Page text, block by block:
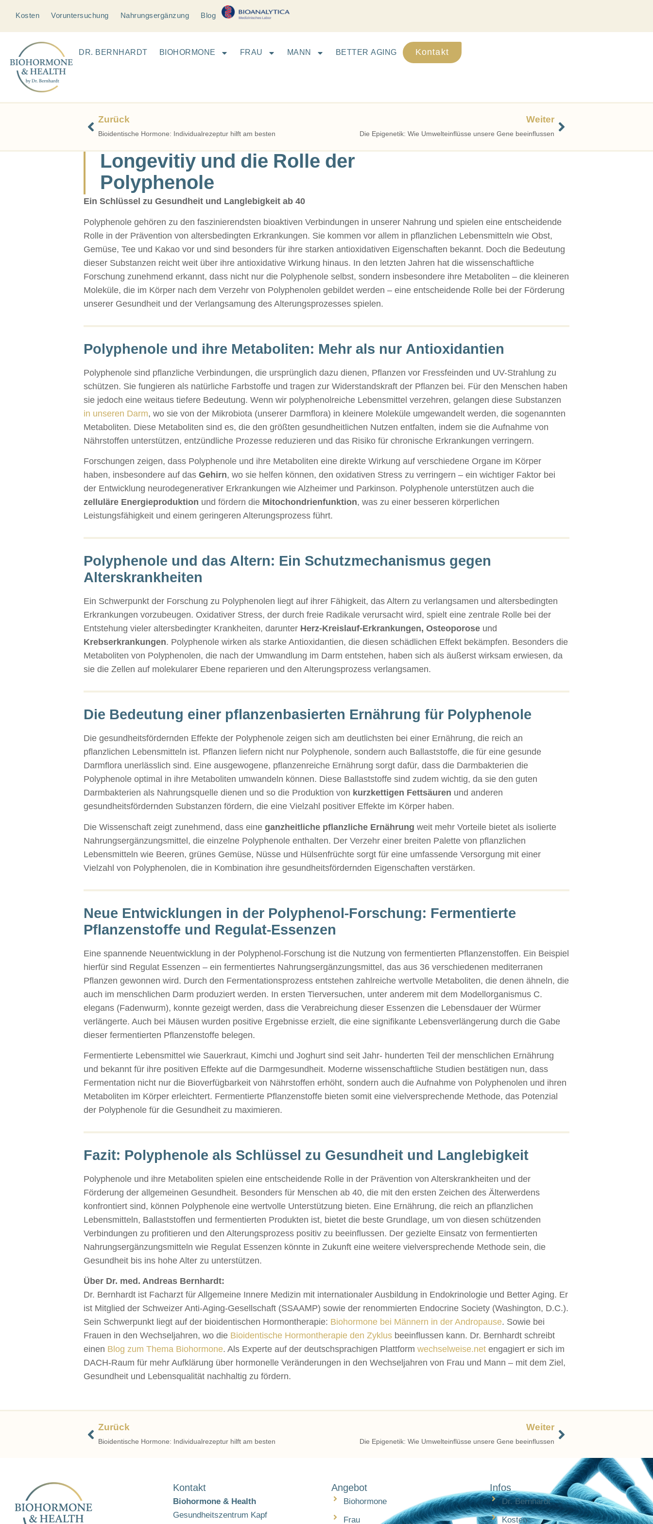
Kosten Voruntersuchung Nahrungsergänzung Blog
DR. BERNHARDT BIOHORMONE FRAU MANN BETTER AGING Kontakt
Zurück
Bioidentische Hormone: Individualrezeptur hilft am besten
Weiter
Die Epigenetik: Wie Umwelteinflüsse unsere Gene beeinflussen
Longevitiy und die Rolle der
Polyphenole
Ein Schlüssel zu Gesundheit und Langlebigkeit ab 40
Polyphenole gehören zu den faszinierendsten bioaktiven Verbindungen in unserer Nahrung und spielen eine entscheidende
Rolle in der Prävention von altersbedingten Erkrankungen. Sie kommen vor allem in pflanzlichen Lebensmitteln wie Obst,
Gemüse, Tee und Kakao vor und sind besonders für ihre starken antioxidativen Eigenschaften bekannt. Doch die Bedeutung
dieser Substanzen reicht weit über ihre antioxidative Wirkung hinaus. In den letzten Jahren hat die wissenschaftliche
Forschung zunehmend erkannt, dass nicht nur die Polyphenole selbst, sondern insbesondere ihre Metaboliten – die kleineren
Moleküle, die im Körper nach dem Verzehr von Polyphenolen gebildet werden – eine entscheidende Rolle bei der Förderung
unserer Gesundheit und der Verlangsamung des Alterungsprozesses spielen.
Polyphenole und ihre Metaboliten: Mehr als nur Antioxidantien
Polyphenole sind pflanzliche Verbindungen, die ursprünglich dazu dienen, Pflanzen vor Fressfeinden und UV-Strahlung zu
schützen. Sie fungieren als natürliche Farbstoffe und tragen zur Widerstandskraft der Pflanzen bei. Für den Menschen haben
sie jedoch eine weitaus tiefere Bedeutung. Wenn wir polyphenolreiche Lebensmittel verzehren, gelangen diese Substanzen
in unseren Darm, wo sie von der Mikrobiota (unserer Darmflora) in kleinere Moleküle umgewandelt werden, die sogenannten
Metaboliten. Diese Metaboliten sind es, die den größten gesundheitlichen Nutzen entfalten, indem sie die Aufnahme von
Nährstoffen unterstützen, entzündliche Prozesse reduzieren und das Risiko für chronische Erkrankungen verringern.
Forschungen zeigen, dass Polyphenole und ihre Metaboliten eine direkte Wirkung auf verschiedene Organe im Körper
haben, insbesondere auf das Gehirn, wo sie helfen können, den oxidativen Stress zu verringern – ein wichtiger Faktor bei
der Entwicklung neurodegenerativer Erkrankungen wie Alzheimer und Parkinson. Polyphenole unterstützen auch die
zelluläre Energieproduktion und fördern die Mitochondrienfunktion, was zu einer besseren körperlichen
Leistungsfähigkeit und einem geringeren Alterungsprozess führt.
Polyphenole und das Altern: Ein Schutzmechanismus gegen
Alterskrankheiten
Ein Schwerpunkt der Forschung zu Polyphenolen liegt auf ihrer Fähigkeit, das Altern zu verlangsamen und altersbedingten
Erkrankungen vorzubeugen. Oxidativer Stress, der durch freie Radikale verursacht wird, spielt eine zentrale Rolle bei der
Entstehung vieler altersbedingter Krankheiten, darunter Herz-Kreislauf-Erkrankungen, Osteoporose und
Krebserkrankungen. Polyphenole wirken als starke Antioxidantien, die diesen schädlichen Effekt bekämpfen. Besonders die
Metaboliten von Polyphenolen, die nach der Umwandlung im Darm entstehen, haben sich als äußerst wirksam erwiesen, da
sie die Zellen auf molekularer Ebene reparieren und den Alterungsprozess verlangsamen.
Die Bedeutung einer pflanzenbasierten Ernährung für Polyphenole
Die gesundheitsfördernden Effekte der Polyphenole zeigen sich am deutlichsten bei einer Ernährung, die reich an
pflanzlichen Lebensmitteln ist. Pflanzen liefern nicht nur Polyphenole, sondern auch Ballaststoffe, die für eine gesunde
Darmflora unerlässlich sind. Eine ausgewogene, pflanzenreiche Ernährung sorgt dafür, dass die Darmbakterien die
Polyphenole optimal in ihre Metaboliten umwandeln können. Diese Ballaststoffe sind zudem wichtig, da sie den guten
Darmbakterien als Nahrungsquelle dienen und so die Produktion von kurzkettigen Fettsäuren und anderen
gesundheitsfördernden Substanzen fördern, die eine Vielzahl positiver Effekte im Körper haben.
Die Wissenschaft zeigt zunehmend, dass eine ganzheitliche pflanzliche Ernährung weit mehr Vorteile bietet als isolierte
Nahrungsergänzungsmittel, die einzelne Polyphenole enthalten. Der Verzehr einer breiten Palette von pflanzlichen
Lebensmitteln wie Beeren, grünes Gemüse, Nüsse und Hülsenfrüchte sorgt für eine umfassende Versorgung mit einer
Vielzahl von Polyphenolen, die in Kombination ihre gesundheitsfördernden Eigenschaften verstärken.
Neue Entwicklungen in der Polyphenol-Forschung: Fermentierte
Pflanzenstoffe und Regulat-Essenzen
Eine spannende Neuentwicklung in der Polyphenol-Forschung ist die Nutzung von fermentierten Pflanzenstoffen. Ein Beispiel
hierfür sind Regulat Essenzen – ein fermentiertes Nahrungsergänzungsmittel, das aus 36 verschiedenen mediterranen
Pflanzen gewonnen wird. Durch den Fermentationsprozess entstehen zahlreiche wertvolle Metaboliten, die denen ähneln, die
auch im menschlichen Darm produziert werden. In ersten Tierversuchen, unter anderem mit dem Modellorganismus C.
elegans (Fadenwurm), konnte gezeigt werden, dass die Verabreichung dieser Essenzen die Lebensdauer der Würmer
verlängerte. Auch bei Mäusen wurden positive Ergebnisse erzielt, die eine signifikante Lebensverlängerung durch die Gabe
dieser fermentierten Pflanzenstoffe belegen.
Fermentierte Lebensmittel wie Sauerkraut, Kimchi und Joghurt sind seit Jahr- hunderten Teil der menschlichen Ernährung
und bekannt für ihre positiven Effekte auf die Darmgesundheit. Moderne wissenschaftliche Studien bestätigen nun, dass
Fermentation nicht nur die Bioverfügbarkeit von Nährstoffen erhöht, sondern auch die Aufnahme von Polyphenolen und ihren
Metaboliten im Körper erleichtert. Fermentierte Pflanzenstoffe bieten somit eine vielversprechende Methode, das Potenzial
der Polyphenole für die Gesundheit zu maximieren.
Fazit: Polyphenole als Schlüssel zu Gesundheit und Langlebigkeit
Polyphenole und ihre Metaboliten spielen eine entscheidende Rolle in der Prävention von Alterskrankheiten und der
Förderung der allgemeinen Gesundheit. Besonders für Menschen ab 40, die mit den ersten Zeichen des Älterwerdens
konfrontiert sind, können Polyphenole eine wertvolle Unterstützung bieten. Eine Ernährung, die reich an pflanzlichen
Lebensmitteln, Ballaststoffen und fermentierten Produkten ist, bietet die beste Grundlage, um von diesen schützenden
Verbindungen zu profitieren und den Alterungsprozess positiv zu beeinflussen. Der gezielte Einsatz von fermentierten
Nahrungsergänzungsmitteln wie Regulat Essenzen könnte in Zukunft eine weitere vielversprechende Methode sein, die
Gesundheit bis ins hohe Alter zu unterstützen.
Über Dr. med. Andreas Bernhardt:
Dr. Bernhardt ist Facharzt für Allgemeine Innere Medizin mit internationaler Ausbildung in Endokrinologie und Better Aging. Er
ist Mitglied der Schweizer Anti-Aging-Gesellschaft (SSAAMP) sowie der renommierten Endocrine Society (Washington, D.C.).
Sein Schwerpunkt liegt auf der bioidentischen Hormontherapie: Biohormone bei Männern in der Andropause. Sowie bei
Frauen in den Wechseljahren, wo die Bioidentische Hormontherapie den Zyklus beeinflussen kann. Dr. Bernhardt schreibt
einen Blog zum Thema Biohormone. Als Experte auf der deutschsprachigen Plattform wechselweise.net engagiert er sich im
DACH-Raum für mehr Aufklärung über hormonelle Veränderungen in den Wechseljahren von Frau und Mann – mit dem Ziel,
Gesundheit und Lebensqualität nachhaltig zu fördern.
Zurück
Bioidentische Hormone: Individualrezeptur hilft am besten
Weiter
Die Epigenetik: Wie Umwelteinflüsse unsere Gene beeinflussen
Kontakt
Biohormone & Health
Gesundheitszentrum Kapf
Angebot
Biohormone
Frau
Infos
Dr. Bernhardt
Kosten